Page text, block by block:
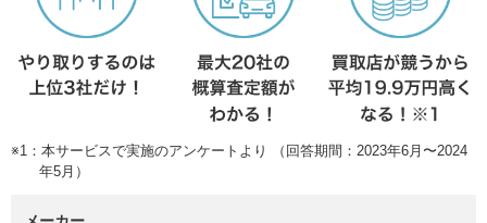
※1：本サービスで実施のアンケートより （回答期間：2023年6月〜2024
年5月）